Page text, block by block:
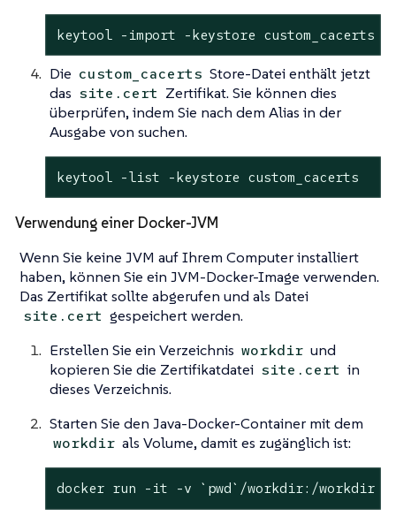
keytool -import -keystore custom_cacerts -
Die custom_cacerts Store-Datei enthält jetzt
das site.cert Zertifikat. Sie können dies
überprüfen, indem Sie nach dem Alias in der
Ausgabe von suchen.
keytool -list -keystore custom_cacerts
Verwendung einer Docker-JVM
Wenn Sie keine JVM auf Ihrem Computer installiert
haben, können Sie ein JVM-Docker-Image verwenden.
Das Zertifikat sollte abgerufen und als Datei
site.cert gespeichert werden.
Erstellen Sie ein Verzeichnis workdir und
kopieren Sie die Zertifikatdatei site.cert in
dieses Verzeichnis.
Starten Sie den Java-Docker-Container mit dem
workdir als Volume, damit es zugänglich ist:
docker run -it -v ` pwd `/workdir:/workdir